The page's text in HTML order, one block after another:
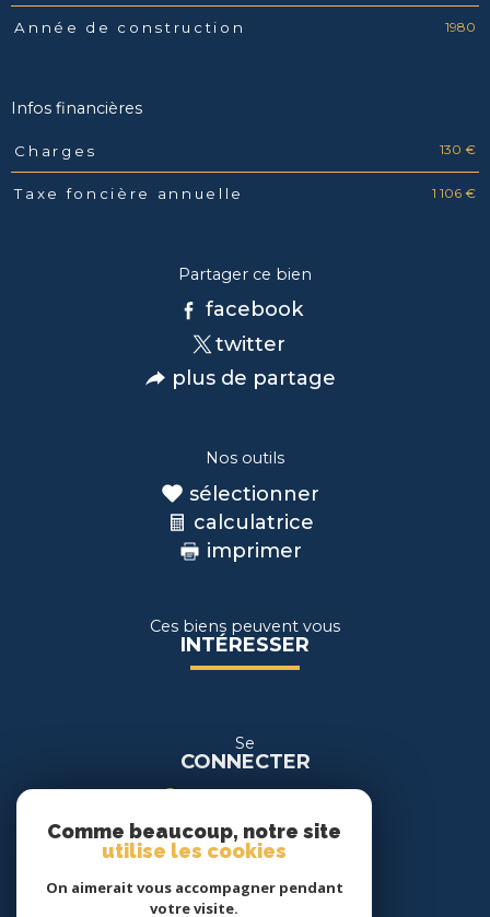
Année de construction 1980
Infos financières
Caractéristiques
Charges 130 €
Taxe foncière annuelle 1 106 €
Partager ce bien
facebook
twitter
plus de partage
Nos outils
sélectionner
calculatrice
imprimer
Ces biens peuvent vous
INTÉRESSER
Se
CONNECTER
espace location
Nous
Comme beaucoup, notre site
utilise les cookies
On aimerait vous accompagner pendant
votre visite.